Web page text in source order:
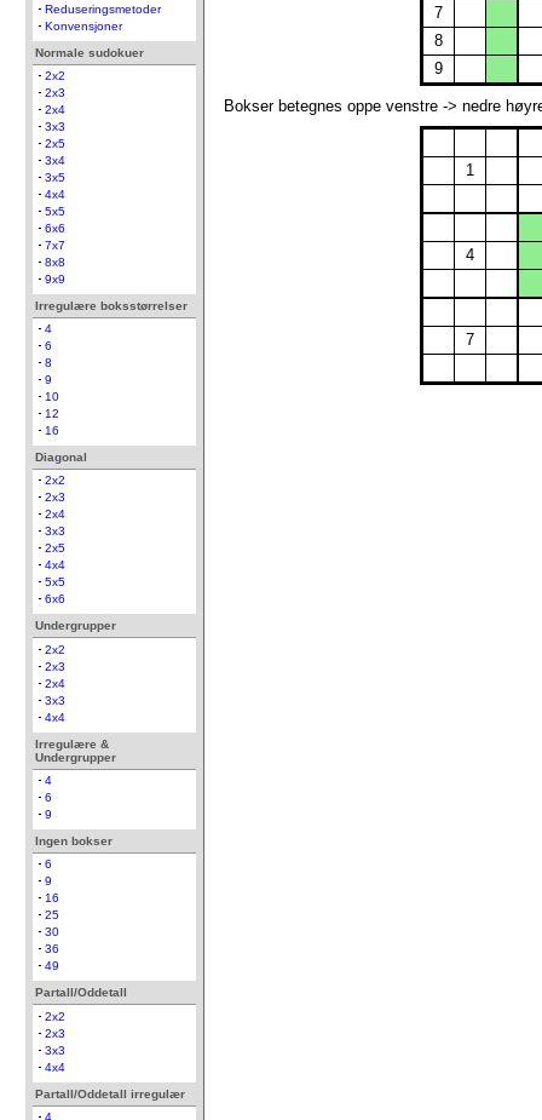
Reduseringsmetoder
Konvensjoner
Normale sudokuer
2x2
2x3
2x4
3x3
2x5
3x4
3x5
4x4
5x5
6x6
7x7
8x8
9x9
Irregulære boksstørrelser
4
6
8
9
10
12
16
Diagonal
2x2
2x3
2x4
3x3
2x5
4x4
5x5
6x6
Undergrupper
2x2
2x3
2x4
3x3
4x4
Irregulære &
Undergrupper
4
6
9
Ingen bokser
6
9
16
25
30
36
49
Partall/Oddetall
2x2
2x3
3x3
4x4
Partall/Oddetall irregulær
4
7
8
9
Bokser betegnes oppe venstre -> nedre
1
4
7